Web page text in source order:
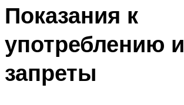
Показания к
употреблению и
запреты